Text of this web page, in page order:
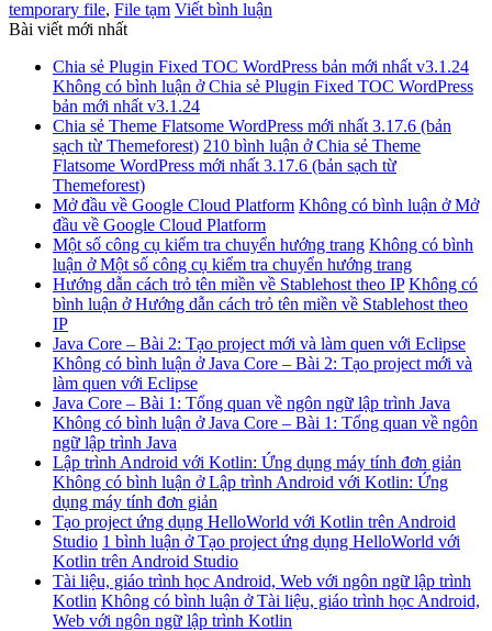
temporary file, File tạm Viết bình luận
Bài viết mới nhất
Chia sẻ Plugin Fixed TOC WordPress bản mới nhất v3.1.24
Không có bình luận ở Chia sẻ Plugin Fixed TOC WordPress
bản mới nhất v3.1.24
Chia sẻ Theme Flatsome WordPress mới nhất 3.17.6 (bản
sạch từ Themeforest) 210 bình luận ở Chia sẻ Theme
Flatsome WordPress mới nhất 3.17.6 (bản sạch từ
Themeforest)
Mở đầu về Google Cloud Platform Không có bình luận ở Mở
đầu về Google Cloud Platform
Một số công cụ kiểm tra chuyển hướng trang Không có bình
luận ở Một số công cụ kiểm tra chuyển hướng trang
Hướng dẫn cách trỏ tên miền về Stablehost theo IP Không có
bình luận ở Hướng dẫn cách trỏ tên miền về Stablehost theo
IP
Java Core – Bài 2: Tạo project mới và làm quen với Eclipse
Không có bình luận ở Java Core – Bài 2: Tạo project mới và
làm quen với Eclipse
Java Core – Bài 1: Tổng quan về ngôn ngữ lập trình Java
Không có bình luận ở Java Core – Bài 1: Tổng quan về ngôn
ngữ lập trình Java
Lập trình Android với Kotlin: Ứng dụng máy tính đơn giản
Không có bình luận ở Lập trình Android với Kotlin: Ứng
dụng máy tính đơn giản
Tạo project ứng dụng HelloWorld với Kotlin trên Android
Studio 1 bình luận ở Tạo project ứng dụng HelloWorld với
Kotlin trên Android Studio
Tài liệu, giáo trình học Android, Web với ngôn ngữ lập trình
Kotlin Không có bình luận ở Tài liệu, giáo trình học Android,
Web với ngôn ngữ lập trình Kotlin